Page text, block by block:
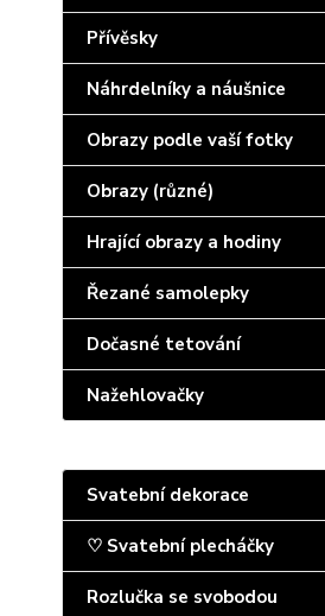
Přívěsky
Náhrdelníky a náušnice
Obrazy podle vaší fotky
Obrazy (různé)
Hrající obrazy a hodiny
Řezané samolepky
Dočasné tetování
Nažehlovačky
Svatební dekorace
♡ Svatební plecháčky
Rozlučka se svobodou